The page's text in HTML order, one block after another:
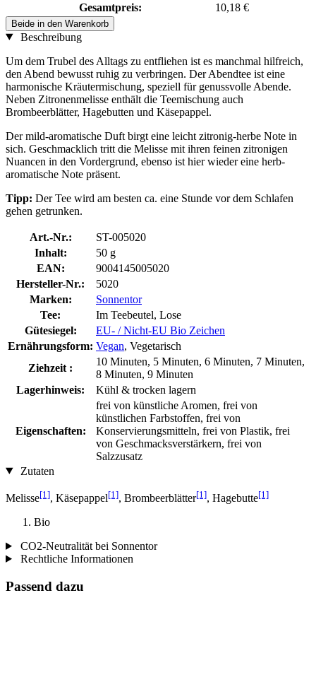
Gesamtpreis:
10,18 €
Beide in den Warenkorb
Beschreibung
Um dem Trubel des Alltags zu entfliehen ist es manchmal hilfreich,
den Abend bewusst ruhig zu verbringen. Der Abendtee ist eine
harmonische Kräutermischung, speziell für genussvolle Abende.
Neben Zitronenmelisse enthält die Teemischung auch
Brombeerblätter, Hagebutten und Käsepappel.
Der mild-aromatische Duft birgt eine leicht zitronig-herbe Note in
sich. Geschmacklich tritt die Melisse mit ihren feinen zitronigen
Nuancen in den Vordergrund, ebenso ist hier wieder eine herb-
aromatische Note präsent.
Tipp: Der Tee wird am besten ca. eine Stunde vor dem Schlafen
gehen getrunken.
Art.-Nr.:
ST-005020
Inhalt:
50 g
EAN:
9004145005020
Hersteller-Nr.:
5020
Marken:
Sonnentor
Tee:
Im Teebeutel, Lose
Gütesiegel:
EU- / Nicht-EU Bio Zeichen
Ernährungsform: Vegan, Vegetarisch
Ziehzeit :
10 Minuten, 5 Minuten, 6 Minuten, 7 Minuten,
8 Minuten, 9 Minuten
Lagerhinweis:
Kühl & trocken lagern
Eigenschaften:
frei von künstliche Aromen, frei von
künstlichen Farbstoffen, frei von
Konservierungsmitteln, frei von Plastik, frei
von Geschmacksverstärkern, frei von
Salzzusatz
Zutaten
Melisse[1], Käsepappel[1], Brombeerblätter[1], Hagebutte[1]
Bio
CO2-Neutralität bei Sonnentor
Rechtliche Informationen
Passend dazu